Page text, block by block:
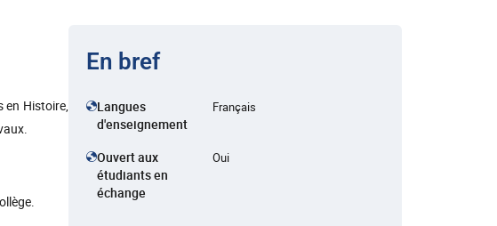
en Histoire,
En bref
Langues
d'enseignement
Français
Ouvert aux
étudiants en
échange
Oui